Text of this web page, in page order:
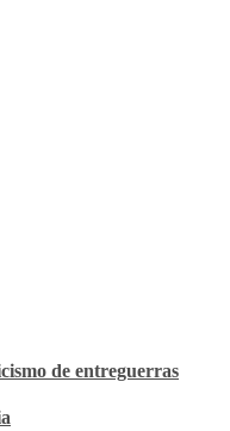
de entreguerras